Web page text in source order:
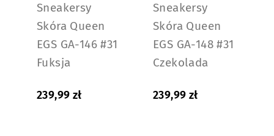
Sneakersy
Skóra Queen
EGS GA-146 #31
Fuksja
239,99 zł
Sneakersy
Skóra Queen
EGS GA-148 #31
Czekolada
239,99 zł